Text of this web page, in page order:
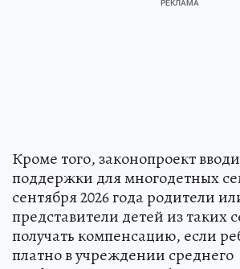
Кроме того, законопроект
поддержки для многодетных
сентября 2026 года родители
представители детей из таких
получать компенсацию, если
платно в учреждении среднего